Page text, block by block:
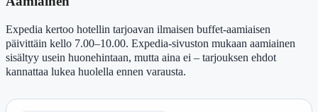
Expedia kertoo hotellin tarjoavan ilmaisen buffet-aamiaisen
päivittäin kello 7.00–10.00. Expedia-sivuston mukaan aamiainen
sisältyy usein huonehintaan, mutta aina ei – tarjouksen ehdot
kannattaa lukea huolella ennen varausta.